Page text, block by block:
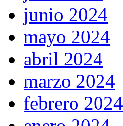
junio 2024
mayo 2024
abril 2024
marzo 2024
febrero 2024